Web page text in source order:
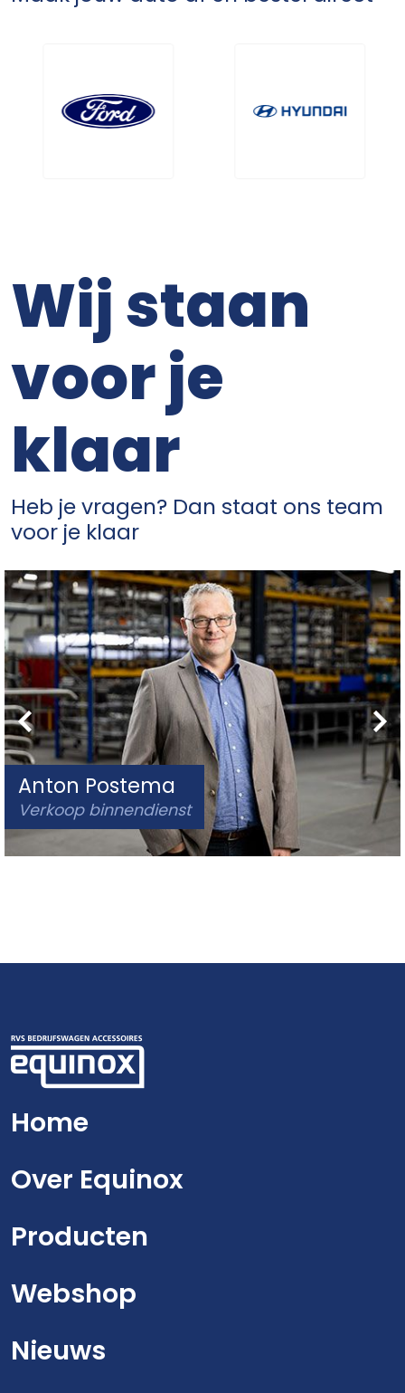
Wij staan
voor je
klaar
Heb je vragen? Dan staat ons team
voor je klaar
Anton Postema
Verkoop binnendienst
Home
Over Equinox
Producten
Webshop
Nieuws